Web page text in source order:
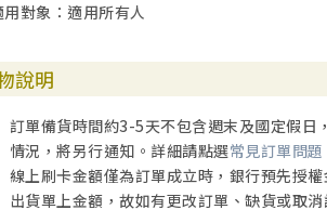
十章：大洪水是全球性嗎？
聖經是否說挪亞時代的大洪水淹沒全地？
在聖經以外有沒有其他證據證明大洪水呢？
十一章：大陸漂移學說又怎樣呢？
大陸真的曾經分離嗎？
跟聖經記載的歷史有何關係？
用對象：適用所有人
說明
訂單備貨時間約3-5天不包含週末及國定假日
情況，將另行通知。詳細請點選常見訂單問題
線上刷卡金額僅為訂單成立時，銀行預先授
出貨單上金額，故如有更改訂單、缺貨或取